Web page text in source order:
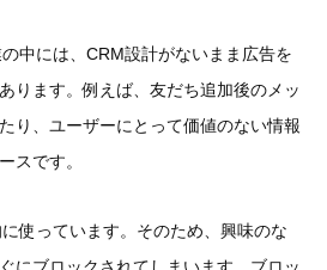
中には、CRM設計がないまま広告を
ります。例えば、友だち追加後のメッ
り、ユーザーにとって価値のない情報
スです。
使っています。そのため、興味のな